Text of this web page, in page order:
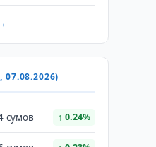
сумов ↑ 0.24%